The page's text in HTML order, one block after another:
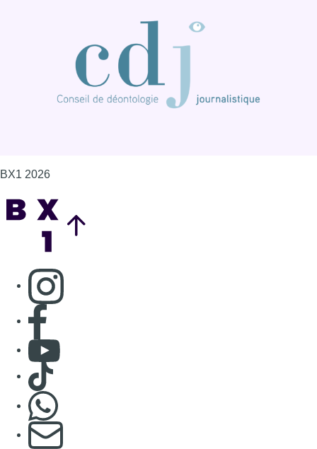
BX1 2026
Consulter page Instagram
Consulter page Facebook
Consulter Youtube
Consulter TikTok
S'abonner à notre newsletter